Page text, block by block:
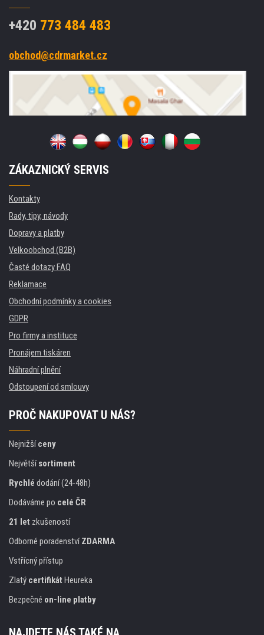
+420 773 484 483
obchod@cdrmarket.cz
ZÁKAZNICKÝ SERVIS
Kontakty
Rady, tipy, návody
Dopravy a platby
Velkoobchod (B2B)
Časté dotazy FAQ
Reklamace
Obchodní podmínky a cookies
GDPR
Pro firmy a instituce
Pronájem tiskáren
Náhradní plnění
Odstoupení od smlouvy
PROČ NAKUPOVAT U NÁS?
Nejnižšíceny
Největšísortiment
Rychlé dodání (24-48h)
Dodáváme po celé ČR
21 let zkušeností
Odborné poradenstvíZDARMA
Vstřícný přístup
Zlatý certifikát Heureka
Bezpečné on-line platby